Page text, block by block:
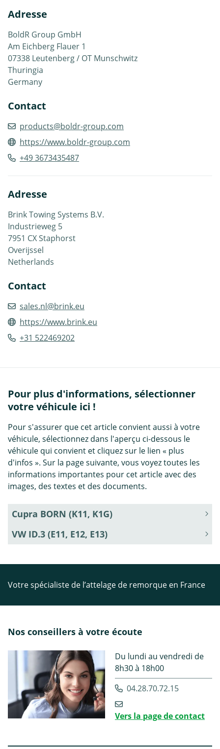
Adresse
BoldR Group GmbH
Am Eichberg Flauer 1
07338 Leutenberg / OT Munschwitz
Thuringia
Germany
Contact
products@boldr-group.com
https://www.boldr-group.com
+49 3673435487
Adresse
Brink Towing Systems B.V.
Industrieweg 5
7951 CX Staphorst
Overijssel
Netherlands
Contact
sales.nl@brink.eu
https://www.brink.eu
+31 522469202
Pour plus d'informations, sélectionner
votre véhicule ici !
Pour s'assurer que cet article convient aussi à votre
véhicule, sélectionnez dans l'aperçu ci-dessous le
véhicule qui convient et cliquez sur le lien « plus
d'infos ». Sur la page suivante, vous voyez toutes les
informations importantes pour cet article avec des
images, des textes et des documents.
Cupra BORN (K11, K1G)
VW ID.3 (E11, E12, E13)
Votre spécialiste de l’attelage de remorque en France
Nos conseillers à votre écoute
Du lundi au vendredi de
8h30 à 18h00
04.28.70.72.15
Vers la page de contact